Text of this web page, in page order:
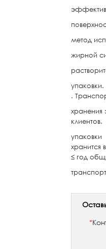
метод
жирной
упаковки.
.
хранения
клиентов.
упаковки
хранится
≤ год
*